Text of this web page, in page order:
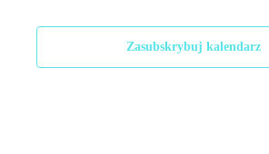
Zasubskrybuj kalendarz